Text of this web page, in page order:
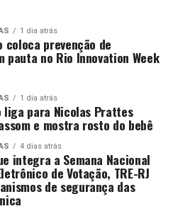
1 dia atrás
coloca prevenção de
pauta no Rio Innovation Week
1 dia atrás
liga para Nicolas Prattes
e mostra rosto do bebê
4 dias atrás
integra a Semana Nacional
de Votação, TRE-RJ
de segurança das